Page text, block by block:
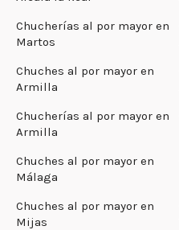
Chucherías al por mayor en
Martos
Chuches al por mayor en
Armilla
Chucherías al por mayor en
Armilla
Chuches al por mayor en
Málaga
Chuches al por mayor en
Mijas